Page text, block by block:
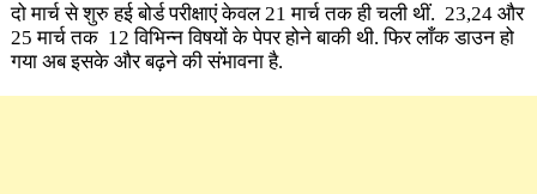
दो मार्च से शुरु हई बोर्ड परीक्षाएं केवल 21 मार्च तक ही चली थीं. 23,24 और
25 मार्च तक 12 विभिन्न विषयों के पेपर होने बाकी थी. फिर लाँक डाउन हो
गया अब इसके और बढ़ने की संभावना है.